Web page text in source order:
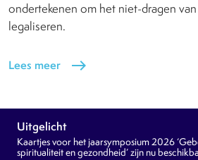
ondertekenen om het niet-dragen
legaliseren.
Lees meer east
Uitgelicht
Kaartjes voor het jaarsymposium 2026
spiritualiteit en gezondheid’ zijn nu